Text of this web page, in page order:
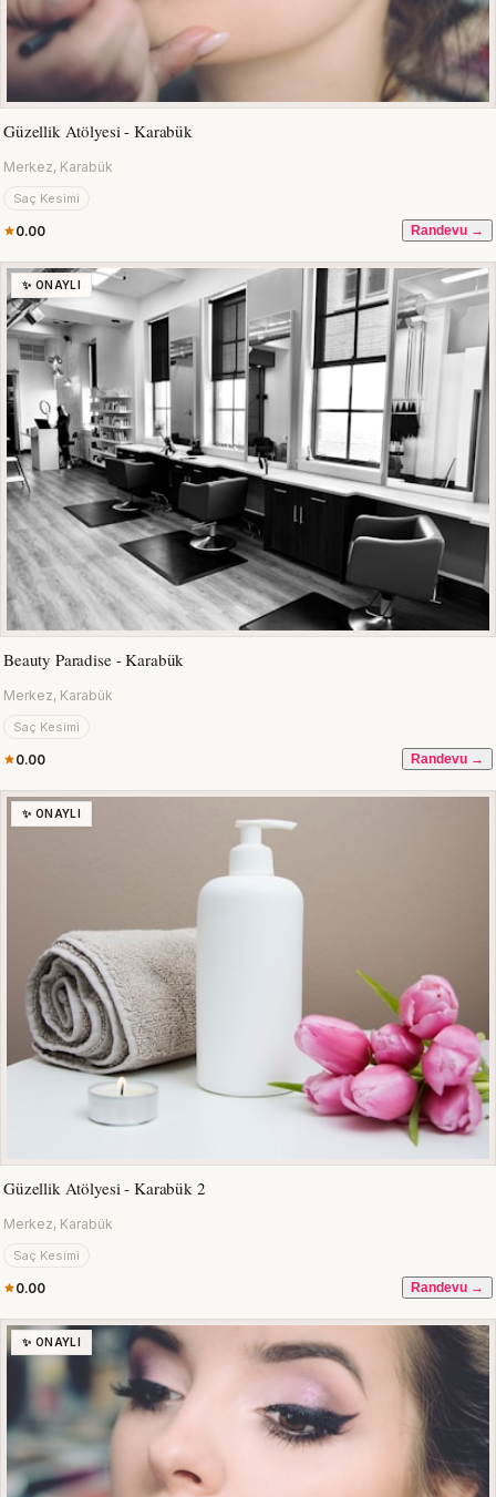
Güzellik Atölyesi - Karabük
Merkez, Karabük
Saç Kesimi
0.00 Randevu →
✨ ONAYLI
Beauty Paradise - Karabük
Merkez, Karabük
Saç Kesimi
0.00 Randevu →
✨ ONAYLI
Güzellik Atölyesi - Karabük 2
Merkez, Karabük
Saç Kesimi
0.00 Randevu →
✨ ONAYLI